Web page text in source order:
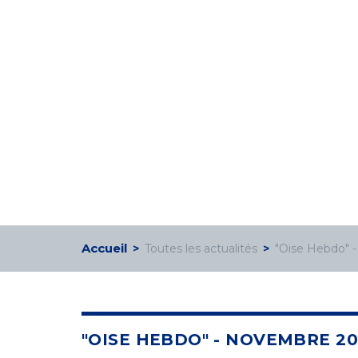
Accueil Toutes les actualités "Oise Hebdo"
"OISE HEBDO" - NOVEMBRE